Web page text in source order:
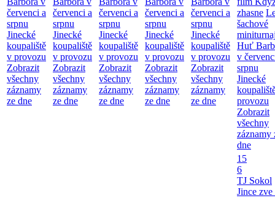
červenci a
srpnu
Jinecké
koupaliště
v provozu
Zobrazit
všechny
záznamy
ze dne
červenci a
srpnu
Jinecké
koupaliště
v provozu
Zobrazit
všechny
záznamy
ze dne
červenci a
srpnu
Jinecké
koupaliště
v provozu
Zobrazit
všechny
záznamy
ze dne
červenci a
srpnu
Jinecké
koupaliště
v provozu
Zobrazit
všechny
záznamy
ze dne
červenci a
srpnu
Jinecké
koupaliště
v provozu
Zobrazit
všechny
záznamy
ze dne
zhasne
šachové
Huť
v
srpnu
Jinecké
provozu
Zobrazit
všechny
záznamy
dne
15
6
TJ Sokol
Jince zve